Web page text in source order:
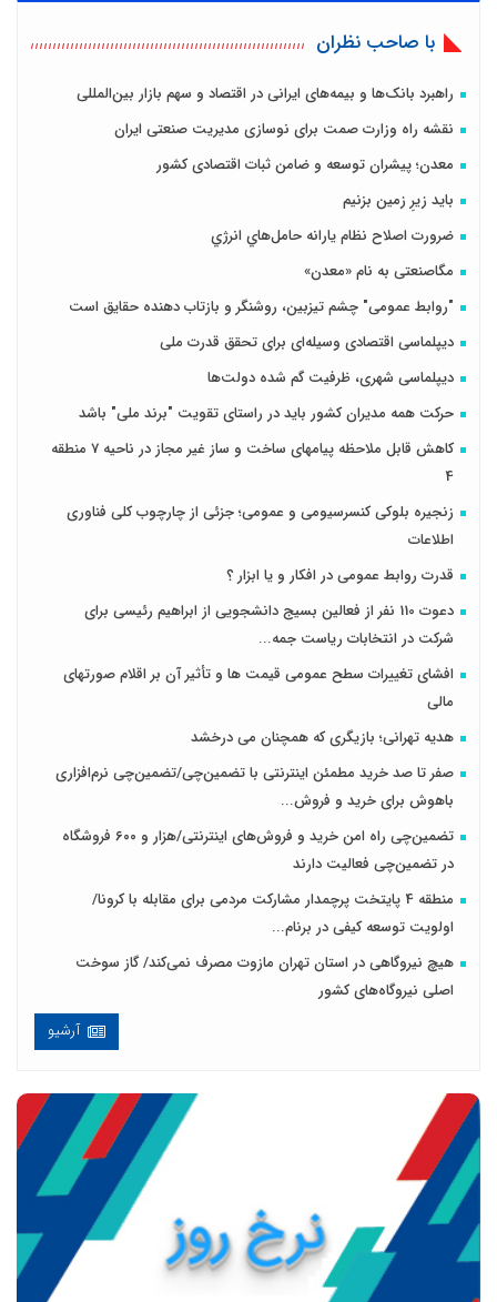
با صاحب نظران
راهبرد بانک‌ها و بیمه‌های ایرانی در اقتصاد و سهم بازار بین‌المللی
نقشه راه وزارت صمت برای نوسازی مدیریت صنعتی ایران
معدن؛ پیشران توسعه و ضامن ثبات اقتصادی کشور
باید زیرِ زمین بزنیم
ضرورت اصلاح نظام يارانه حامل‌هاي انرژي
مگاصنعتی به نام «معدن»
"روابط عمومی" چشم تیزبین، روشنگر و بازتاب دهنده حقایق است
دیپلماسی اقتصادی وسیله‌ای برای تحقق قدرت ملی
دیپلماسی شهری، ظرفیت گم شده دولت‌ها
حرکت همه مدیران کشور باید در راستای تقویت "برند ملی" باشد
کاهش قابل ملاحظه پیامهای ساخت و ساز غیر مجاز در ناحیه 7 منطقه
4
زنجیره بلوکی کنسرسیومی و عمومی؛ جزئی از چارچوب کلی فناوری
اطلاعات
قدرت روابط عمومی در افکار و یا ابزار ؟
دعوت 110 نفر از فعالین بسیج دانشجویی از ابراهیم رئیسی برای
شرکت در انتخابات ریاست جمه...
افشای تغییرات سطح عمومی قیمت ها و تأثیر آن بر اقلام صورتهای
مالی
هدیه تهرانی؛ بازیگری که همچنان می درخشد
صفر تا صد خرید مطمئن اینترنتی با تضمین‌چی/تضمین‌چی نرم‌افزاری
باهوش برای خرید و فروش‌...
تضمین‌چی راه امن خرید و فروش‌های اینترنتی/هزار و ۶۰۰ فروشگاه
در تضمین‌چی فعالیت دارند
منطقه 4 پایتخت پرچمدار مشارکت مردمی برای مقابله با کرونا/
اولویت توسعه کیفی در برنام...
هیچ نیروگاهی در استان تهران مازوت مصرف نمی‌کند/ گاز سوخت
اصلی نیروگاه‌های کشور
آرشیو